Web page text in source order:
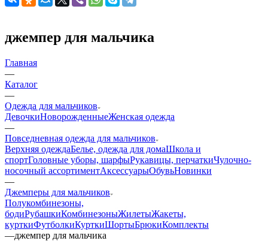
джемпер для мальчика
Главная
—
Каталог
—
Одежда для мальчиков
ДевочкиНоворожденныеЖенская одежда
—
Повседневная одежда для мальчиков
Верхняя одеждаБелье, одежда для домаШкола и
спортГоловные уборы, шарфыРукавицы, перчаткиЧулочно-
носочный ассортиментАксессуарыОбувьНовинки
—
Джемперы для мальчиков
Полукомбинезоны,
бодиРубашкиКомбинезоныЖилетыЖакеты,
курткиФутболкиКурткиШортыБрюкиКомплекты
—джемпер для мальчика